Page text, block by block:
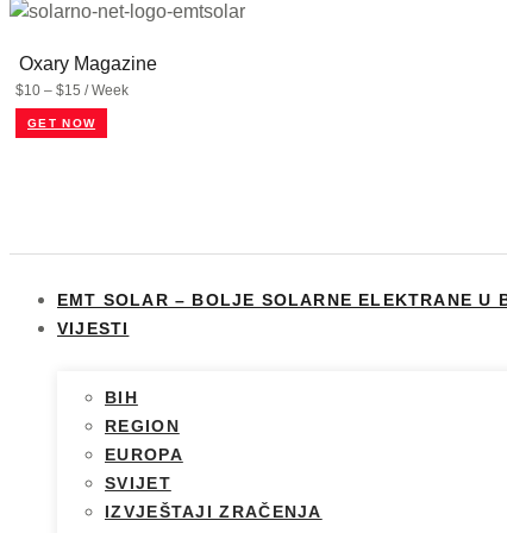
Oxary Magazine
$10 – $15 / Week
GET NOW
EMT SOLAR – BOLJE SOLARNE ELEKTRANE U
VIJESTI
BIH
REGION
EUROPA
SVIJET
IZVJEŠTAJI ZRAČENJA